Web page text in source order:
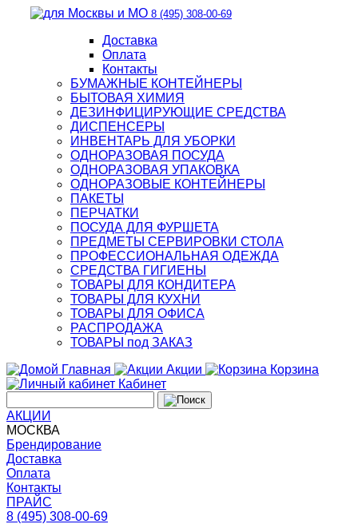
8 (495) 308-00-69
Доставка
Оплата
Контакты
БУМАЖНЫЕ КОНТЕЙНЕРЫ
БЫТОВАЯ ХИМИЯ
ДЕЗИНФИЦИРУЮЩИЕ СРЕДСТВА
ДИСПЕНСЕРЫ
ИНВЕНТАРЬ ДЛЯ УБОРКИ
ОДНОРАЗОВАЯ ПОСУДА
ОДНОРАЗОВАЯ УПАКОВКА
ОДНОРАЗОВЫЕ КОНТЕЙНЕРЫ
ПАКЕТЫ
ПЕРЧАТКИ
ПОСУДА ДЛЯ ФУРШЕТА
ПРЕДМЕТЫ СЕРВИРОВКИ СТОЛА
ПРОФЕССИОНАЛЬНАЯ ОДЕЖДА
СРЕДСТВА ГИГИЕНЫ
ТОВАРЫ ДЛЯ КОНДИТЕРА
ТОВАРЫ ДЛЯ КУХНИ
ТОВАРЫ ДЛЯ ОФИСА
РАСПРОДАЖА
ТОВАРЫ под ЗАКАЗ
Главная
Акции
Корзина
Кабинет
АКЦИИ
МОСКВА
Брендирование
Доставка
Оплата
Контакты
ПРАЙС
8 (495) 308-00-69